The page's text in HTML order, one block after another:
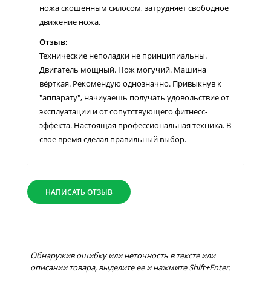
ножа скошенным силосом, затрудняет свободное
движение ножа.
Отзыв:
Технические неполадки не принципиальны.
Двигатель мощный. Нож могучий. Машина
вёрткая. Рекомендую однозначно. Привыкнув к
"аппарату", начиyаешь получать удовольствие от
эксплуатации и от сопутствующего фитнесс-
эффекта. Настоящая профессиональная техника. В
своё время сделал правильный выбор.
НАПИСАТЬ ОТЗЫВ
Обнаружив ошибку или неточность в тексте или
описании товара, выделите ее и нажмите Shift+Enter.